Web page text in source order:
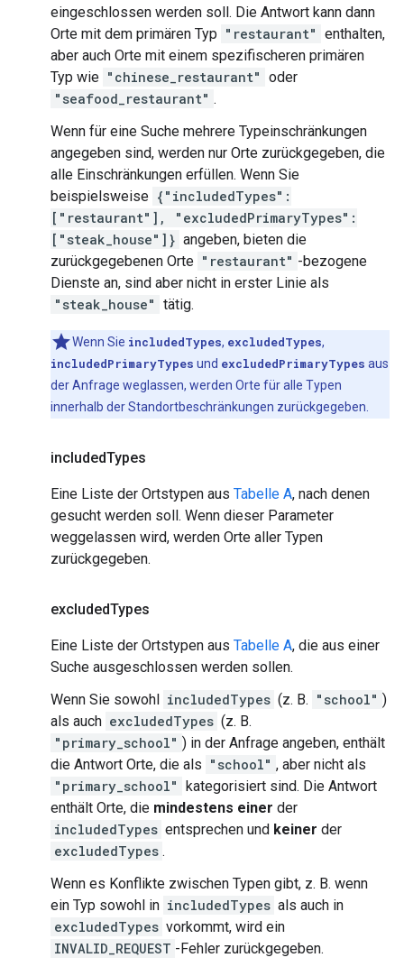
eingeschlossen werden soll. Die Antwort kann dann
Orte mit dem primären Typ "restaurant" enthalten,
aber auch Orte mit einem spezifischeren primären
Typ wie "chinese_restaurant" oder
"seafood_restaurant" .
Wenn für eine Suche mehrere Typeinschränkungen
angegeben sind, werden nur Orte zurückgegeben, die
alle Einschränkungen erfüllen. Wenn Sie
beispielsweise {"includedTypes":
["restaurant"], "excludedPrimaryTypes":
["steak_house"]} angeben, bieten die
zurückgegebenen Orte "restaurant" -bezogene
Dienste an, sind aber nicht in erster Linie als
"steak_house" tätig.
Wenn Sie includedTypes, excludedTypes,
includedPrimaryTypes und excludedPrimaryTypes aus
der Anfrage weglassen, werden Orte für alle Typen
innerhalb der Standortbeschränkungen zurückgegeben.
includedTypes
Eine Liste der Ortstypen aus Tabelle A, nach denen
gesucht werden soll. Wenn dieser Parameter
weggelassen wird, werden Orte aller Typen
zurückgegeben.
excludedTypes
Eine Liste der Ortstypen aus Tabelle A, die aus einer
Suche ausgeschlossen werden sollen.
Wenn Sie sowohl includedTypes (z. B. "school" )
als auch excludedTypes (z. B.
"primary_school" ) in der Anfrage angeben, enthält
die Antwort Orte, die als "school" , aber nicht als
"primary_school" kategorisiert sind. Die Antwort
enthält Orte, die mindestens einer der
includedTypes entsprechen und keiner der
excludedTypes .
Wenn es Konflikte zwischen Typen gibt, z. B. wenn
ein Typ sowohl in includedTypes als auch in
excludedTypes vorkommt, wird ein
INVALID_REQUEST -Fehler zurückgegeben.